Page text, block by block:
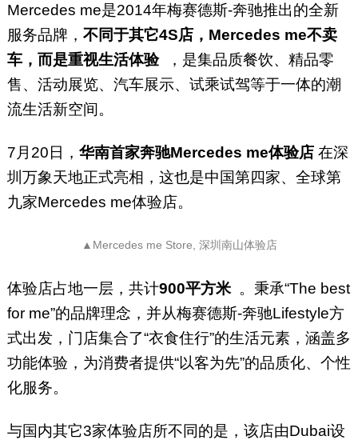
Mercedes me是2014年梅赛德斯-奔驰推出的全新
服务品牌， 不同于其它4S店，Mercedes me不卖
车，而是重视生活体验
，是集品质餐饮、精品零
售、活动展览、汽车展示、试乘试驾等于一体的潮
流生活新空间。
7月20日， 华南首家奔驰Mercedes me体验店 在深
圳万象天地正式亮相，这也是中国第四家、全球第
九家Mercedes me体验店。
▲Mercedes me Store, 深圳南山体验店
体验店占地一层，共计900平方米 。秉承“The best
for me”的品牌理念，并从梅赛德斯-奔驰Lifestyle方
式出发，门店集合了“衣食住行”的生活元素，涵盖多
功能体验，为消费者提供“以客为先”的品质化、个性
化服务。
与国内其它3家体验店所不同的是，该店由Dubai设